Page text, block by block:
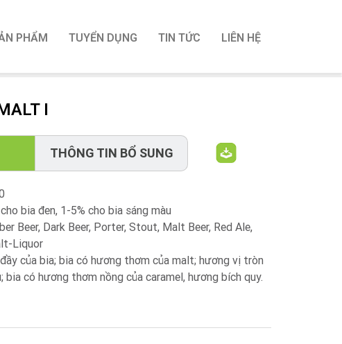
PHẨM TUYỂN DỤNG TIN TỨC LIÊN HỆ
I
THÔNG TIN BỔ SUNG
bia đen, 1-5% cho bia sáng màu
Beer, Dark Beer, Porter, Stout, Malt Beer, Red Ale,
Liquor
của bia; bia có hương thơm của malt; hương vị tròn
bia có hương thơm nồng của caramel, hương bích quy.